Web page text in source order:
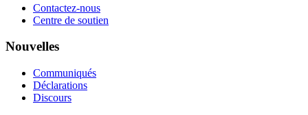
Contactez-nous
Centre de soutien
Nouvelles
Communiqués
Déclarations
Discours